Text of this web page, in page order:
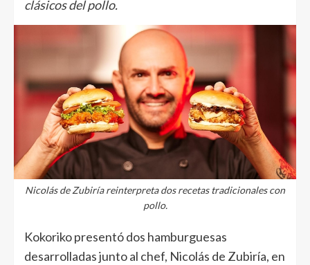
clásicos del pollo.
Nicolás de Zubiría reinterpreta dos recetas tradicionales con
pollo.
Kokoriko presentó dos hamburguesas
desarrolladas junto al chef, Nicolás de Zubiría, en